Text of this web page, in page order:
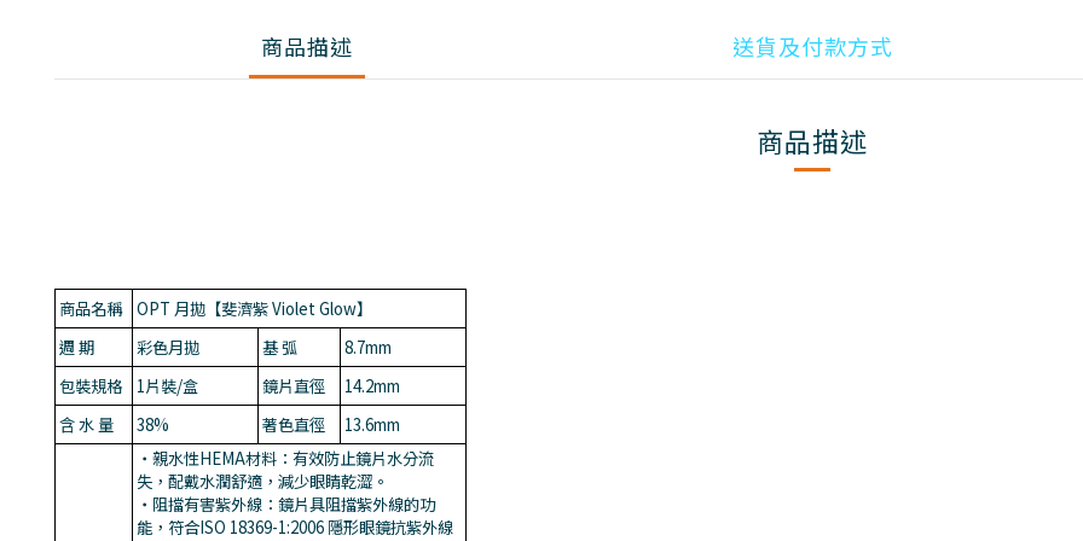
商品描述 送貨及付款方式
商品描述
商品名稱
OPT 月拋【斐濟紫 Violet Glow】
週 期
彩色月拋 基 弧
8.7mm
包裝規格
1片裝/盒 鏡片直徑
14.2mm
含 水 量
38% 著色直徑
13.6mm
・親水性HEMA材料：有效防止鏡片水分流
失，配戴水潤舒適，減少眼睛乾澀。
・阻擋有害紫外線：鏡片具阻擋紫外線的功
能，符合ISO 18369-1:2006 隱形眼鏡抗紫外線